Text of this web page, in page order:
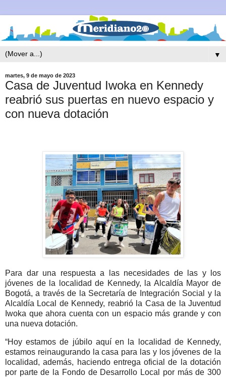
▼
martes, 9 de mayo de 2023
Casa de Juventud Iwoka en Kennedy
reabrió sus puertas en nuevo espacio y
con nueva dotación
Para dar una respuesta a las necesidades de las y los
jóvenes de la localidad de Kennedy, la Alcaldía Mayor de
Bogotá, a través de la Secretaría de Integración Social y la
Alcaldía Local de Kennedy, reabrió la Casa de la Juventud
Iwoka que ahora cuenta con un espacio más grande y con
una nueva dotación.
“Hoy estamos de júbilo aquí en la localidad de Kennedy,
estamos reinaugurando la casa para las y los jóvenes de la
localidad, además, haciendo entrega oficial de la dotación
por parte de la Fondo de Desarrollo Local por más de 300